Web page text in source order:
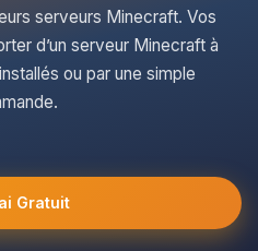
serveurs Minecraft. Vos
d’un serveur Minecraft à
ou par une simple
Gratuit